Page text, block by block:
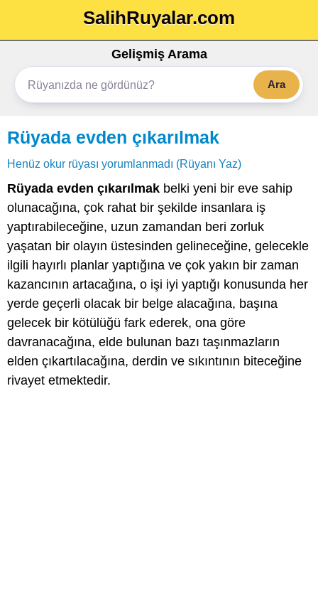
SalihRuyalar.com
Gelişmiş Arama
Ara
Rüyada evden çıkarılmak
Henüz okur rüyası yorumlanmadı (Rüyanı Yaz)
Rüyada evden çıkarılmak belki yeni bir eve sahip
olunacağına, çok rahat bir şekilde insanlara iş
yaptırabileceğine, uzun zamandan beri zorluk
yaşatan bir olayın üstesinden gelineceğine, gelecekle
ilgili hayırlı planlar yaptığına ve çok yakın bir zaman
kazancının artacağına, o işi iyi yaptığı konusunda her
yerde geçerli olacak bir belge alacağına, başına
gelecek bir kötülüğü fark ederek, ona göre
davranacağına, elde bulunan bazı taşınmazların
elden çıkartılacağına, derdin ve sıkıntının biteceğine
rivayet etmektedir.